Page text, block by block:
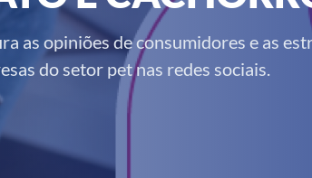
as opiniões de consumidores e as
do setor pet nas redes sociais.